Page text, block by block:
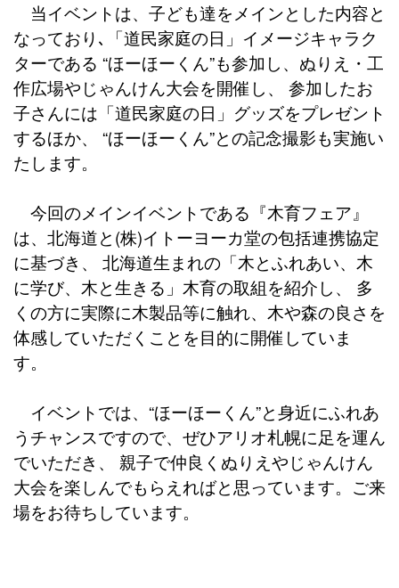
当イベントは、子ども達をメインとした内容と
なっており､「道民家庭の日」イメージキャラク
ターである “ほーほーくん”も参加し、ぬりえ・工
作広場やじゃんけん大会を開催し、 参加したお
子さんには「道民家庭の日」グッズをプレゼント
するほか、 “ほーほーくん”との記念撮影も実施い
たします。
今回のメインイベントである『木育フェア』
は、北海道と(株)イトーヨーカ堂の包括連携協定
に基づき、 北海道生まれの「木とふれあい、木
に学び、木と生きる」木育の取組を紹介し、 多
くの方に実際に木製品等に触れ、木や森の良さを
体感していただくことを目的に開催していま
す。
イベントでは、“ほーほーくん”と身近にふれあ
うチャンスですので、ぜひアリオ札幌に足を運ん
でいただき、 親子で仲良くぬりえやじゃんけん
大会を楽しんでもらえればと思っています。ご来
場をお待ちしています。